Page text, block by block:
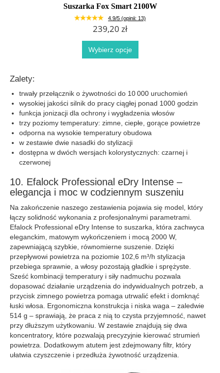
Suszarka Fox Smart 2100W
4.9/5 (opinii: 13)
239,20 zł
Wybierz opcje
Zalety:
trwały przełącznik o żywotności do 10 000 uruchomień
wysokiej jakości silnik do pracy ciągłej ponad 1000 godzin
funkcja jonizacji dla ochrony i wygładzenia włosów
trzy poziomy temperatury: zimne, ciepłe, gorące powietrze
odporna na wysokie temperatury obudowa
w zestawie dwie nasadki do stylizacji
dostępna w dwóch wersjach kolorystycznych: czarnej i
czerwonej
10. Efalock Professional eDry Intense –
elegancja i moc w codziennym suszeniu
Na zakończenie naszego zestawienia pojawia się model, który
łączy solidność wykonania z profesjonalnymi parametrami.
Efalock Professional eDry Intense to suszarka, która zachwyca
eleganckim, matowym wykończeniem i mocą 2000 W,
zapewniającą szybkie, równomierne suszenie. Dzięki
przepływowi powietrza na poziomie 102,6 m³/h stylizacja
przebiega sprawnie, a włosy pozostają gładkie i sprężyste.
Sześć kombinacji temperatury i siły nadmuchu pozwala
dopasować działanie urządzenia do indywidualnych potrzeb, a
przycisk zimnego powietrza pomaga utrwalić efekt i domknąć
łuski włosa. Ergonomiczna konstrukcja i niska waga – zaledwie
514 g – sprawiają, że praca z nią to czysta przyjemność, nawet
przy dłuższym użytkowaniu. W zestawie znajdują się dwa
koncentratory, które pozwalają precyzyjnie kierować strumień
powietrza. Dodatkowym atutem jest zdejmowany filtr, który
ułatwia czyszczenie i przedłuża żywotność urządzenia.